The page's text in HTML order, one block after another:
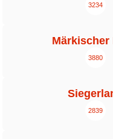
3234
Märkischer
3880
2839